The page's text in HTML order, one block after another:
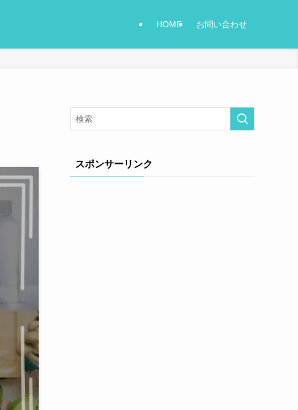
HOME お問い合わせ
スポンサーリンク